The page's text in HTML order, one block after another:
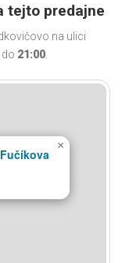
tejto predajne
na ulici
do 21:00.
×